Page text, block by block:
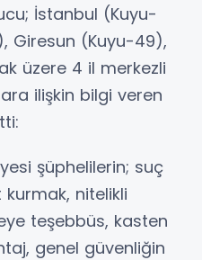
İstanbul (Kuyu-
Giresun (Kuyu-49),
üzere 4 il merkezli
ilişkin bilgi veren
şüphelilerin; suç
nitelikli
teşebbüs, kasten
genel güvenliğin